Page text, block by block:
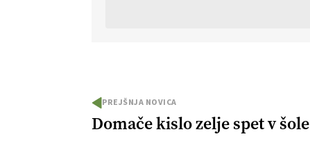
PREJŠNJA NOVICA
Domače kislo zelje spet v šole